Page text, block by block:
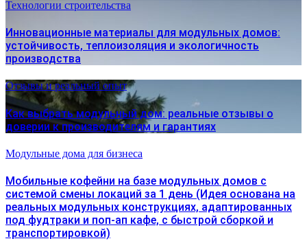
Технологии строительства
Инновационные материалы для модульных домов:
устойчивость, теплоизоляция и экологичность
производства
Отзывы и реальный опыт
Как выбрать модульный дом: реальные отзывы о
доверии к производителям и гарантиях
Модульные дома для бизнеса
Мобильные кофейни на базе модульных домов с
системой смены локаций за 1 день (Идея основана на
реальных модульных конструкциях, адаптированных
под фудтраки и поп-ап кафе, с быстрой сборкой и
транспортировкой)